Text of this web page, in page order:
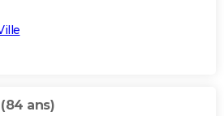
(84 ans)